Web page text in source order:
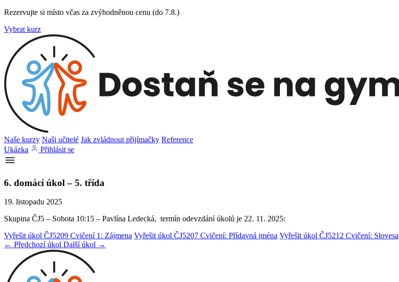
Rezervujte si místo včas za zvýhodněnou cenu (do 7.8.)
Vybrat kurz
Naše kurzy Naši učitelé Jak zvládnout přijímačky Reference
Ukázka
Přihlásit se
6. domácí úkol – 5. třída
19. listopadu 2025
Skupina ČJ5 – Sobota 10:15 – Pavlína Ledecká, termín odevzdání úkolů je 22. 11. 2025:
Vyřešit úkol ČJ5209 Cvičení 1: Zájmena Vyřešit úkol ČJ5207 Cvičení: Přídavná jména Vyřešit úkol ČJ5212 Cvičení: Slovesa
← Předchozí úkol Další úkol →